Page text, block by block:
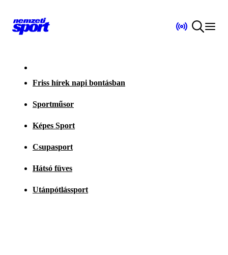
Friss hírek napi bontásban
Sportműsor
Képes Sport
Csupasport
Hátsó füves
Utánpótlássport